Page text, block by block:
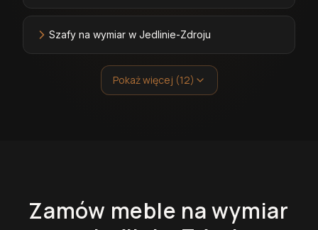
Szafy na wymiar w Jedlinie-Zdroju
Pokaż więcej (12)
Zamów meble na wymiar